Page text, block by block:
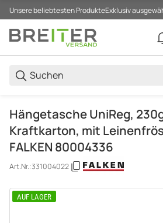
Unsere beliebtesten ProdukteExklusiv
Hängetasche UniReg,
Kraftkarton, mit
FALKEN 80004336
Art.Nr.:331004022
AUF LAGER